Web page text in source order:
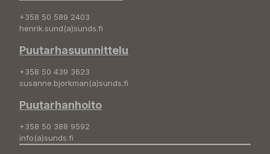
+358 50 589 2403
henrik.sund(a)sunds.fi
Puutarhasuunnittelu
+358 50 439 3623
susanne.bjorkman(a)sunds.fi
Puutarhanhoito
+358 50 388 9592
info(a)sunds.fi